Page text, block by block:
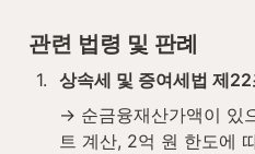
관련 법령 및 판례
1. 상속세 및 증여세법 제
→ 순금융재산가액이 있
트 계산, 2억 원 한도에